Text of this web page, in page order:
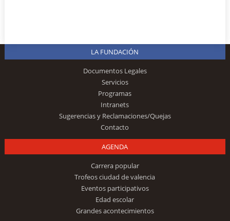
LA FUNDACIÓN
Documentos Legales
Servicios
Programas
Intranets
Sugerencias y Reclamaciones/Quejas
Contacto
AGENDA
Carrera popular
Trofeos ciudad de valencia
Eventos participativos
Edad escolar
Grandes acontecimientos